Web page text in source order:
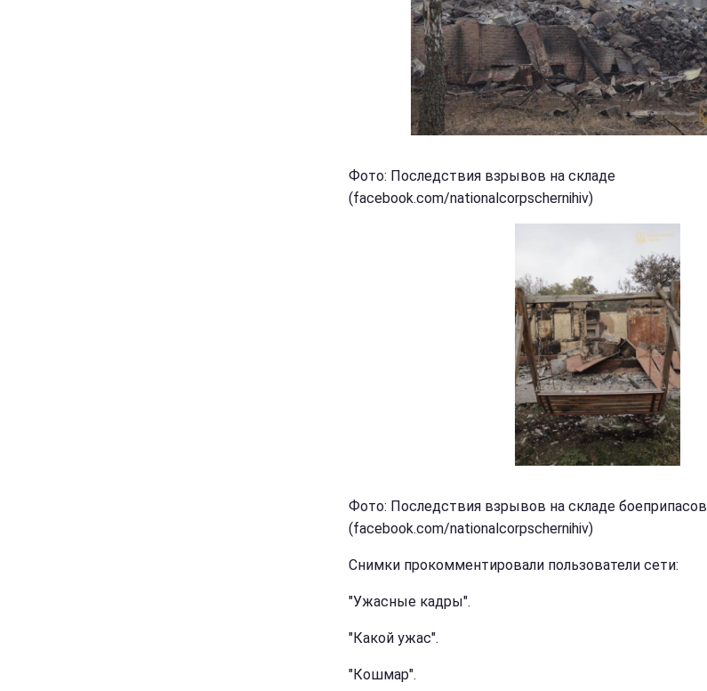
Фото: Последствия взрывов на складе
(facebook.com/nationalcorpschernihiv)
Фото: Последствия взрывов на складе боеприпасов
(facebook.com/nationalcorpschernihiv)
Снимки прокомментировали пользователи сети:
"Ужасные кадры".
"Какой ужас".
"Кошмар".